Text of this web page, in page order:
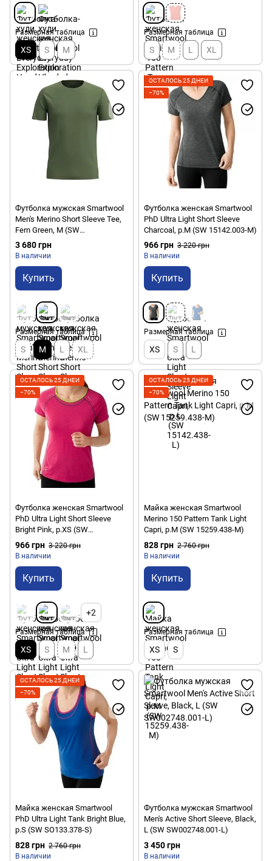
Размерная таблица
XS S M
Размерная таблица
S M L XL
Футболка мужская Smartwool
Men's Merino Short Sleeve Tee,
Fern Green, M (SW
SW016948.N06-M)
3 680 грн
В наличии
Купить
Размерная таблица
S M L XL
ОСТАЛОСЬ 25 ДНЕЙ
−70%
Футболка женская Smartwool
PhD Ultra Light Short Sleeve
Charcoal, р.M (SW 15142.003-M)
966 грн 3 220 грн
В наличии
Купить
Размерная таблица
XS S L
ОСТАЛОСЬ 25 ДНЕЙ
−70%
Футболка женская Smartwool
PhD Ultra Light Short Sleeve
Bright Pink, р.XS (SW
SO134.684-XS)
966 грн 3 220 грн
В наличии
Купить
+2
Размерная таблица
XS S M L
ОСТАЛОСЬ 25 ДНЕЙ
−70%
Майка женская Smartwool
Merino 150 Pattern Tank Light
Capri, р.M (SW 15259.438-M)
828 грн 2 760 грн
В наличии
Купить
Размерная таблица
XS S
ОСТАЛОСЬ 25 ДНЕЙ
−70%
Майка женская Smartwool
PhD Ultra Light Tank Bright Blue,
р.S (SW SO133.378-S)
828 грн 2 760 грн
В наличии
Футболка мужская Smartwool
Men's Active Short Sleeve, Black,
L (SW SW002748.001-L)
3 450 грн
В наличии